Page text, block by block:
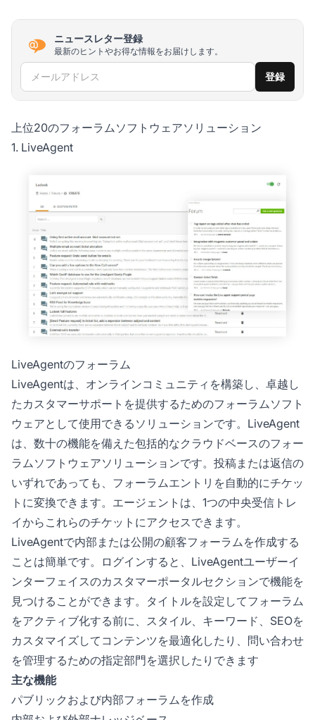
ニュースレター登録
最新のヒントやお得な情報をお届けします。
メールアドレス 登録
上位20のフォーラムソフトウェアソリューション
1. LiveAgent
LiveAgentのフォーラム
LiveAgentは、オンラインコミュニティを構築し、卓越し
たカスタマーサポートを提供するためのフォーラムソフト
ウェアとして使用できるソリューションです。LiveAgent
は、数十の機能を備えた包括的なクラウドベースのフォー
ラムソフトウェアソリューションです。投稿または返信の
いずれであっても、フォーラムエントリを自動的にチケッ
トに変換できます。エージェントは、1つの中央受信トレ
イからこれらのチケットにアクセスできます。
LiveAgentで内部または公開の顧客フォーラムを作成する
ことは簡単です。ログインすると、LiveAgentユーザーイ
ンターフェイスのカスタマーポータルセクションで機能を
見つけることができます。タイトルを設定してフォーラム
をアクティブ化する前に、スタイル、キーワード、SEOを
カスタマイズしてコンテンツを最適化したり、問い合わせ
を管理するための指定部門を選択したりできます
主な機能
パブリックおよび内部フォーラムを作成